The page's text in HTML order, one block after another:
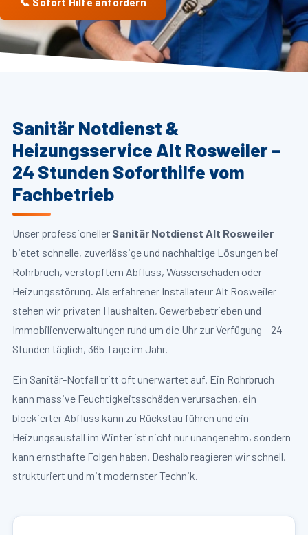
Sanitär Notdienst &
Heizungsservice Alt Rosweiler –
24 Stunden Soforthilfe vom
Fachbetrieb
Unser professioneller Sanitär Notdienst Alt Rosweiler
bietet schnelle, zuverlässige und nachhaltige Lösungen bei
Rohrbruch, verstopftem Abfluss, Wasserschaden oder
Heizungsstörung. Als erfahrener Installateur Alt Rosweiler
stehen wir privaten Haushalten, Gewerbebetrieben und
Immobilienverwaltungen rund um die Uhr zur Verfügung – 24
Stunden täglich, 365 Tage im Jahr.
Ein Sanitär-Notfall tritt oft unerwartet auf. Ein Rohrbruch
kann massive Feuchtigkeitsschäden verursachen, ein
blockierter Abfluss kann zu Rückstau führen und ein
Heizungsausfall im Winter ist nicht nur unangenehm, sondern
kann ernsthafte Folgen haben. Deshalb reagieren wir schnell,
strukturiert und mit modernster Technik.